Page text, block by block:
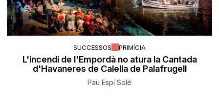
SUCCESSOS PRIMÍCIA
L'incendi de l'Empordà no atura la Cantada
d'Havaneres de Calella de Palafrugell
Pau Espí Solé